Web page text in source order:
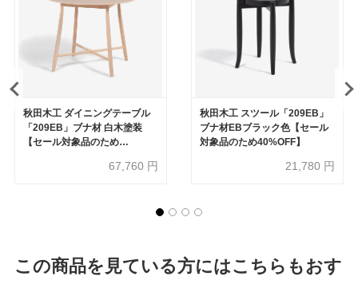
秋田木工 ダイニングテーブル
「209EB」ブナ材 白木塗装
【セール対象品のため
67,760 円
秋田木工 スツール「209EB」
ブナ材EBブラック色【セール
対象品のため40%OFF】
21,780 円
この商品を見ている方にはこちらもおす